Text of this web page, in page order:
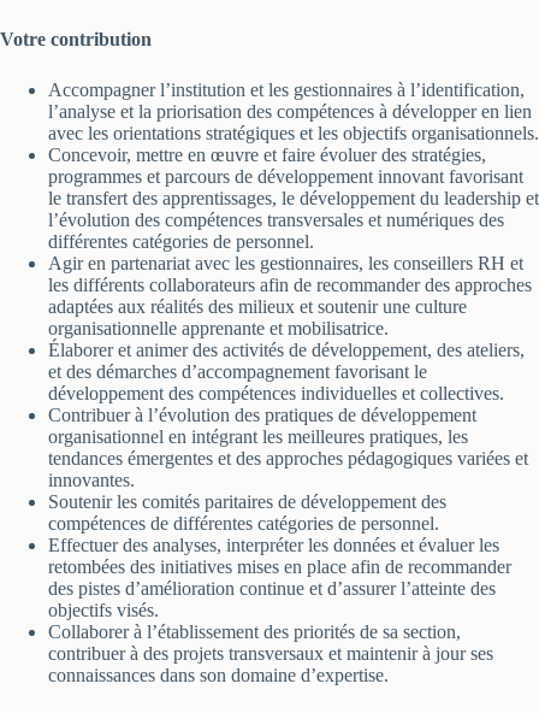
Votre contribution
Accompagner l’institution et les gestionnaires à l’identification,
l’analyse et la priorisation des compétences à développer en lien
avec les orientations stratégiques et les objectifs organisationnels.
Concevoir, mettre en œuvre et faire évoluer des stratégies,
programmes et parcours de développement innovant favorisant
le transfert des apprentissages, le développement du leadership et
l’évolution des compétences transversales et numériques des
différentes catégories de personnel.
Agir en partenariat avec les gestionnaires, les conseillers RH et
les différents collaborateurs afin de recommander des approches
adaptées aux réalités des milieux et soutenir une culture
organisationnelle apprenante et mobilisatrice.
Élaborer et animer des activités de développement, des ateliers,
et des démarches d’accompagnement favorisant le
développement des compétences individuelles et collectives.
Contribuer à l’évolution des pratiques de développement
organisationnel en intégrant les meilleures pratiques, les
tendances émergentes et des approches pédagogiques variées et
innovantes.
Soutenir les comités paritaires de développement des
compétences de différentes catégories de personnel.
Effectuer des analyses, interpréter les données et évaluer les
retombées des initiatives mises en place afin de recommander
des pistes d’amélioration continue et d’assurer l’atteinte des
objectifs visés.
Collaborer à l’établissement des priorités de sa section,
contribuer à des projets transversaux et maintenir à jour ses
connaissances dans son domaine d’expertise.